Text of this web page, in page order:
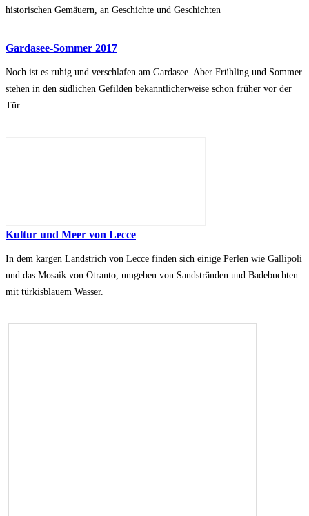
historischen Gemäuern, an Geschichte und Geschichten
Gardasee-Sommer 2017
Noch ist es ruhig und verschlafen am Gardasee. Aber Frühling und Sommer
stehen in den südlichen Gefilden bekanntlicherweise schon früher vor der
Tür.
Kultur und Meer von Lecce
In dem kargen Landstrich von Lecce finden sich einige Perlen wie Gallipoli
und das Mosaik von Otranto, umgeben von Sandstränden und Badebuchten
mit türkisblauem Wasser.